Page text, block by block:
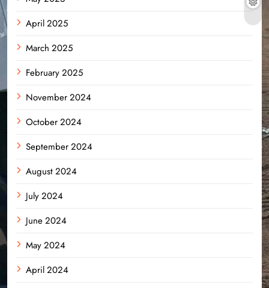
April 2025
March 2025
February 2025
November 2024
October 2024
September 2024
August 2024
July 2024
June 2024
May 2024
April 2024